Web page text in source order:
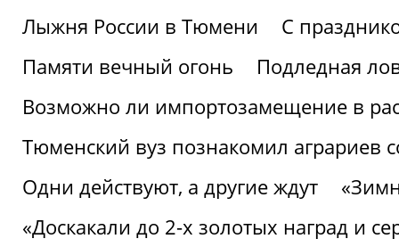
Лыжня России в Тюмени
С
Памяти вечный огонь
Подледная
Возможно ли импортозамещение в
Тюменский вуз познакомил аграриев
Одни действуют, а другие ждут
«Доскакали до 2-х золотых наград и